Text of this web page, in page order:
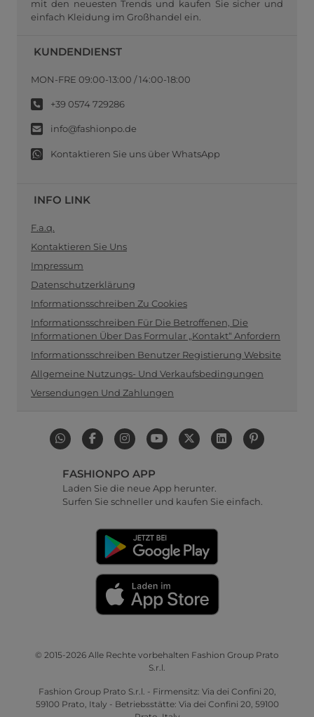
mit den neuesten Trends und kaufen Sie sicher und
einfach Kleidung im Großhandel ein.
KUNDENDIENST
MON-FRE 09:00-13:00 / 14:00-18:00
+39 0574 729286
info@fashionpo.de
Kontaktieren Sie uns über WhatsApp
INFO LINK
F.a.q.
Kontaktieren Sie Uns
Impressum
Datenschutzerklärung
Informationsschreiben Zu Cookies
Informationsschreiben Für Die Betroffenen, Die
Informationen Über Das Formular „Kontakt“ Anfordern
Informationsschreiben Benutzer Registierung Website
Allgemeine Nutzungs- Und Verkaufsbedingungen
Versendungen Und Zahlungen
FASHIONPO APP
Laden Sie die neue App herunter.
Surfen Sie schneller und kaufen Sie einfach.
© 2015-2026 Alle Rechte vorbehalten Fashion Group Prato
S.r.l.
Fashion Group Prato S.r.l. - Firmensitz: Via dei Confini 20,
59100 Prato, Italy - Betriebsstätte: Via dei Confini 20, 59100